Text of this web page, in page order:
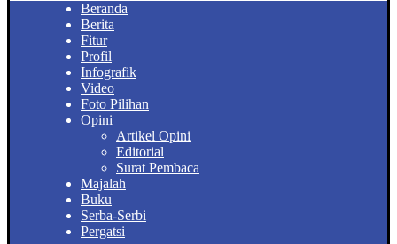
Beranda
Berita
Fitur
Profil
Infografik
Video
Foto Pilihan
Opini
Artikel Opini
Editorial
Surat Pembaca
Majalah
Buku
Serba-Serbi
Pergatsi